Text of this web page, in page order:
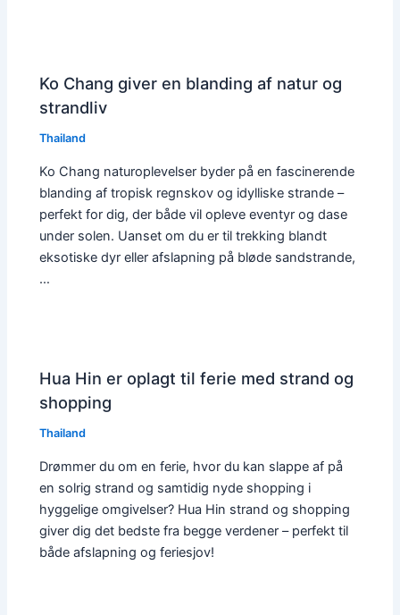
Ko Chang giver en blanding af natur og
strandliv
Thailand
Ko Chang naturoplevelser byder på en fascinerende
blanding af tropisk regnskov og idylliske strande –
perfekt for dig, der både vil opleve eventyr og dase
under solen. Uanset om du er til trekking blandt
eksotiske dyr eller afslapning på bløde sandstrande,
…
Hua Hin er oplagt til ferie med strand og
shopping
Thailand
Drømmer du om en ferie, hvor du kan slappe af på
en solrig strand og samtidig nyde shopping i
hyggelige omgivelser? Hua Hin strand og shopping
giver dig det bedste fra begge verdener – perfekt til
både afslapning og feriesjov!